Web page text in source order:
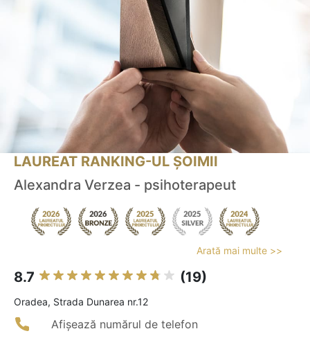
LAUREAT RANKING-UL ȘOIMII
Alexandra Verzea - psihoterapeut
Arată mai multe >>
8.7 (19)
Oradea, Strada Dunarea nr.12
Afișează numărul de telefon